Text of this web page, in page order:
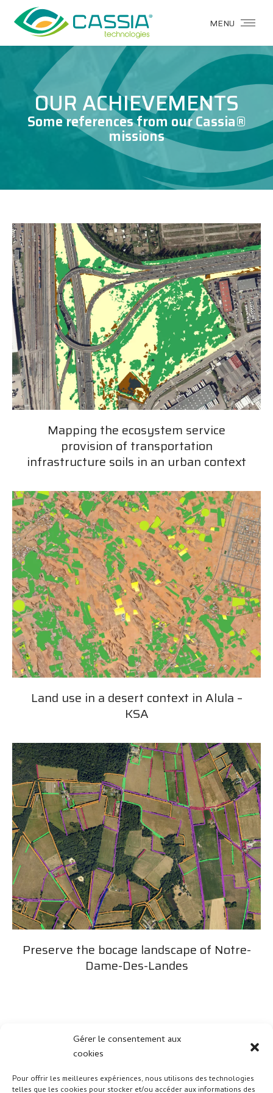
Gérer le consentement aux
cookies
Pour offrir les meilleures expériences, nous utilisons des technologies
telles que les cookies pour stocker et/ou accéder aux informations des
MENU
OUR ACHIEVEMENTS
Some references from our Cassia®
missions
Mapping the ecosystem service
provision of transportation
infrastructure soils in an urban context
Land use in a desert context in Alula –
KSA
Preserve the bocage landscape of Notre-
Dame-Des-Landes